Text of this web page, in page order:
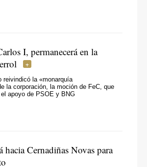
I, permanecerá en la
reivindicó la «monarquía
la corporación, la moción de FeC, que
apoyo de PSOE y BNG
Cernadiñas Novas para